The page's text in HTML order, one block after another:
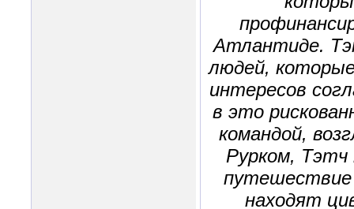
Атлантиде.
людей,
интересов
в это
командой,
Рурком, Тэтч
путешествие
находят